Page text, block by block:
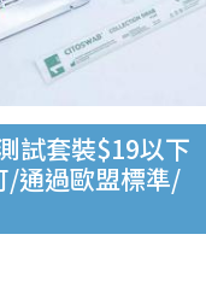
試套裝$19以下
/通過歐盟標準/